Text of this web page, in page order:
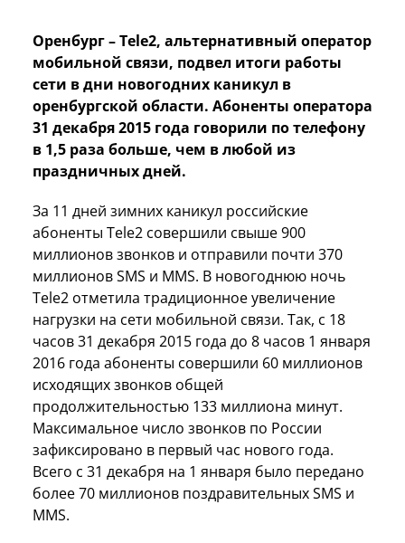
Оренбург – Tele2, альтернативный оператор
мобильной связи, подвел итоги работы
сети в дни новогодних каникул в
оренбургской области. Абоненты оператора
31 декабря 2015 года говорили по телефону
в 1,5 раза больше, чем в любой из
праздничных дней.
За 11 дней зимних каникул российские
абоненты Tele2 совершили свыше 900
миллионов звонков и отправили почти 370
миллионов SMS и MMS. В новогоднюю ночь
Tele2 отметила традиционное увеличение
нагрузки на сети мобильной связи. Так, с 18
часов 31 декабря 2015 года до 8 часов 1 января
2016 года абоненты совершили 60 миллионов
исходящих звонков общей
продолжительностью 133 миллиона минут.
Максимальное число звонков по России
зафиксировано в первый час нового года.
Всего с 31 декабря на 1 января было передано
более 70 миллионов поздравительных SMS и
MMS.